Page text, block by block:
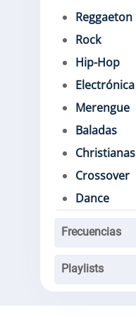
Reggaeton
Rock
Hip-Hop
Electrónica
Merengue
Baladas
Christianas
Crossover
Dance
Frecuencias
Playlists